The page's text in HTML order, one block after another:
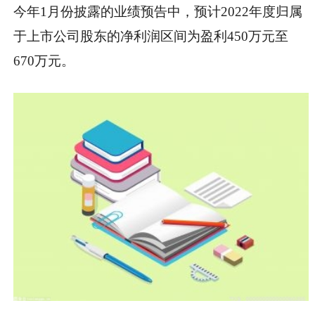
今年1月份披露的业绩预告中，预计2022年度归属
于上市公司股东的净利润区间为盈利450万元至
670万元。